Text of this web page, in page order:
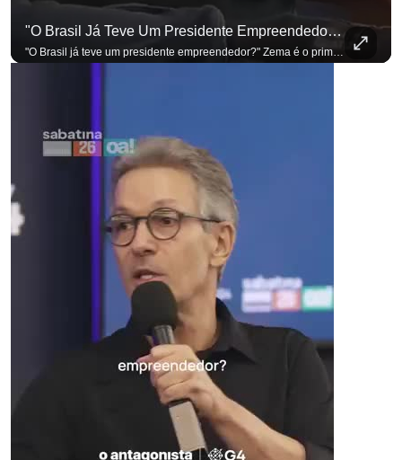
"O Brasil Já Teve Um Presidente Empreendedor?"
"O Brasil já teve um presidente empreendedor?" Zema é o primeiro a sentar na cadeira. Outros três presidenciáveis ainda vão passar por ela. A Sabatina Presidencial está no ar, com perguntas que vieram de uma pesquisa inédita com empresários. Acompanhe AO VIVO no YouTube do G4 Business. Se você busca informação com credibilidade, inscreva-se agora e ative o
para não perder nenhuma